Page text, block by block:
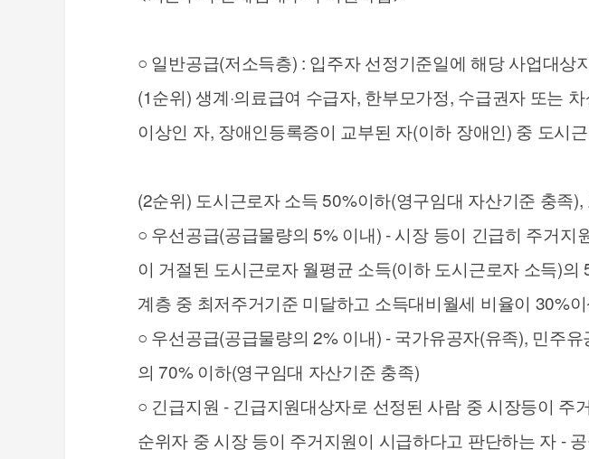
○ 일반공급(저소득층) : 입주자 선정기준일에 해당 사업대상
(1순위) 생계·의료급여 수급자, 한부모가정, 수급권자 또는
이상인 자, 장애인등록증이 교부된 자(이하 장애인) 중 도시
(2순위) 도시근로자 소득 50%이하(영구임대 자산기준 충족
○ 우선공급(공급물량의 5% 이내) - 시장 등이 긴급히 주거
이 거절된 도시근로자 월평균 소득(이하 도시근로자 소득)
계층 중 최저주거기준 미달하고 소득대비월세 비율이 30%
○ 우선공급(공급물량의 2% 이내) - 국가유공자(유족), 민주
의 70% 이하(영구임대 자산기준 충족)
○ 긴급지원 - 긴급지원대상자로 선정된 사람 중 시장등이
순위자 중 시장 등이 주거지원이 시급하다고 판단하는 자 -